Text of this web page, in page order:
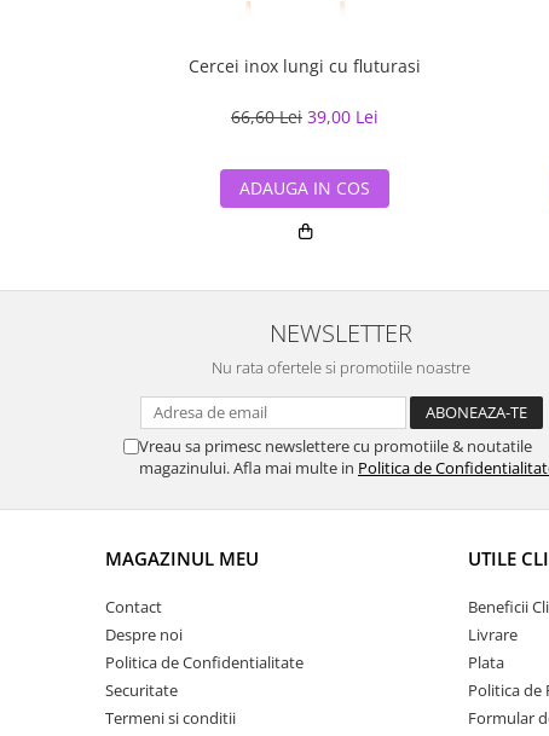
Cercei inox lungi cu fluturasi
66,60 Lei 39,00 Lei
ADAUGA IN COS
NEWSLETTER
Nu rata ofertele si promotiile noastre
Vreau sa primesc newslettere cu promotiile & noutatile
magazinului. Afla mai multe in Politica de
MAGAZINUL MEU
Contact
Despre noi
Politica de Confidentialitate
Securitate
Termeni si conditii
UTILE
Beneficii
Livrare
Plata
Politica de
Formular